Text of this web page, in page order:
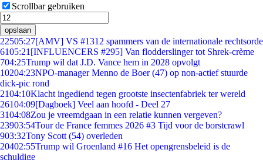
Scrollbar gebruiken
opslaan
22505:27[AMV] VS #1312 spammers van de internationale rechtsorde
6105:21 [INFLUENCERS #295] Van flodderslinger tot Shrek-crème
704:25Trump wil dat J.D. Vance hem in 2028 opvolgt
10204:23NPO-manager Menno de Boer (47) op non-actief stuurde
dick-pic rond
2104:10Klacht ingediend tegen grootste insectenfabriek ter wereld
26104:09[Dagboek] Veel aan hoofd - Deel 27
3104:08Zou je vreemdgaan in een relatie kunnen vergeven?
23903:54Tour de France femmes 2026 #3 Tijd voor de borstcrawl
903:32Tony Scott (54) overleden
20402:55Trump wil Groenland #16 Het opengrensbeleid is de
schuldige